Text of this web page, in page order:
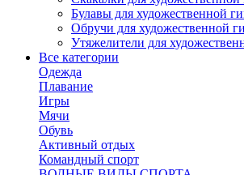
Булавы для художественной
Обручи для художественной
Утяжелители для
Все категории
Одежда
Плавание
Игры
Мячи
Обувь
Активный отдых
Командный спорт